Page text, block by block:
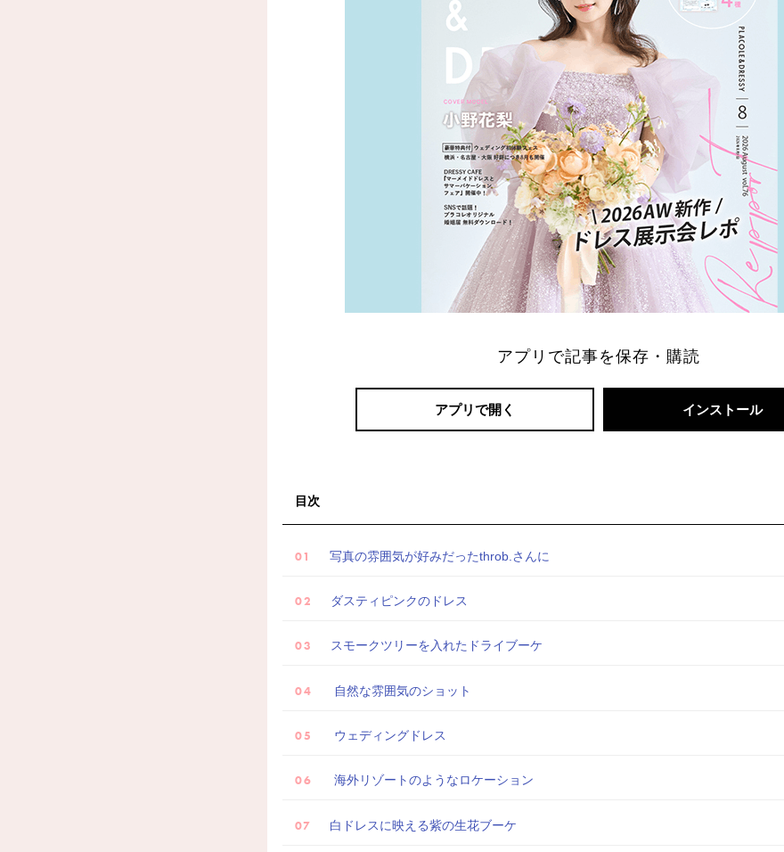
アプリで記事を保存・購読
アプリで開く インストール
目次
写真の雰囲気が好みだったthrob.さんに
ダスティピンクのドレス
スモークツリーを入れたドライブーケ
自然な雰囲気のショット
ウェディングドレス
海外リゾートのようなロケーション
白ドレスに映える紫の生花ブーケ